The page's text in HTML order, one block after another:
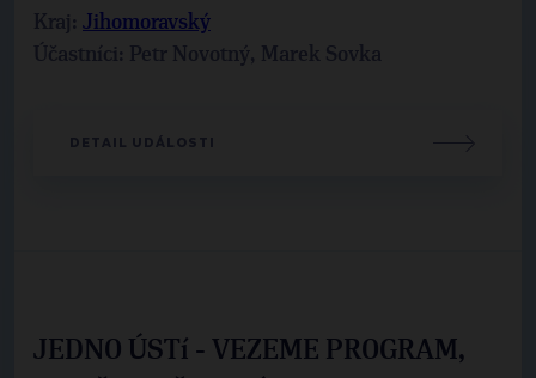
Kraj: Jihomoravský
Účastníci: Petr Novotný, Marek Sovka
DETAIL UDÁLOSTI
JEDNO ÚSTí - VEZEME PROGRAM,